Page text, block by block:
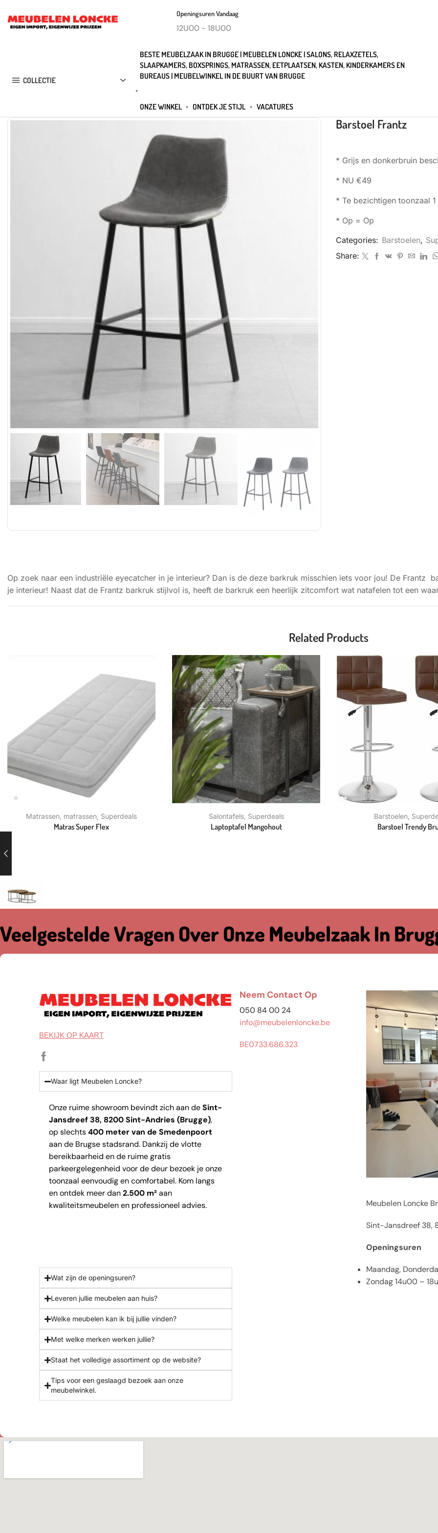
Openingsuren Vandaag
12U00 - 18U00
COLLECTIE
BESTE MEUBELZAAK IN BRUGGE | MEUBELEN LONCKE | SALONS, RELAXZETELS,
SLAAPKAMERS, BOXSPRINGS, MATRASSEN, EETPLAATSEN, KASTEN, KINDERKAMERS EN
BUREAUS | MEUBELWINKEL IN DE BUURT VAN BRUGGE
ONZE WINKEL ONTDEK JE STIJL VACATURES
Barstoel Frantz
* Grijs en donkerbruin
* NU €49
* Te bezichtigen toonzaal 1
* Op = Op
Categories: Barstoelen,
Share:
Op zoek naar een industriële eyecatcher in je interieur? Dan is de deze barkruk misschien iets voor jou! De Frantz
je interieur! Naast dat de Frantz barkruk stijlvol is, heeft de barkruk een heerlijk zitcomfort wat natafelen tot een
Related Products
Matrassen, matrassen, Superdeals
Matras Super Flex
Salontafels, Superdeals
Laptoptafel Mangohout
Barstoelen,
Barstoel Trendy
Veelgestelde Vragen Over Onze Meubelzaak In
BEKIJK OP KAART
Waar ligt Meubelen Loncke?
Onze ruime showroom bevindt zich aan deSint-
Jansdreef 38, 8200 Sint-Andries (Brugge),
op slechts400 meter van de Smedenpoort
aan de Brugse stadsrand. Dankzij de vlotte
bereikbaarheid en de ruime gratis
parkeergelegenheid voor de deur bezoek je onze
toonzaal eenvoudig en comfortabel. Kom langs
en ontdek meer dan2.500 m²aan
kwaliteitsmeubelen en professioneel advies.
Wat zijn de openingsuren?
Leveren jullie meubelen aan huis?
Welke meubelen kan ik bij jullie vinden?
Met welke merken werken jullie?
Staat het volledige assortiment op de website?
Tips voor een geslaagd bezoek aan onze
meubelwinkel.
Neem Contact Op
050 84 00 24
info@meubelenloncke.be
BE0733.686.323
Meubelen Loncke
Sint-Jansdreef 38,
Openingsuren
Maandag,
Zondag 14u00 –